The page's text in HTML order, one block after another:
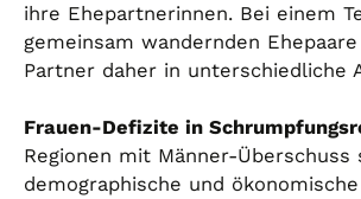
ihre Ehepartnerinnen. Bei einem
gemeinsam wandernden
Partner daher in unterschiedliche
Frauen-Defizite in
Regionen mit Männer-Überschuss
demographische und ökonomische